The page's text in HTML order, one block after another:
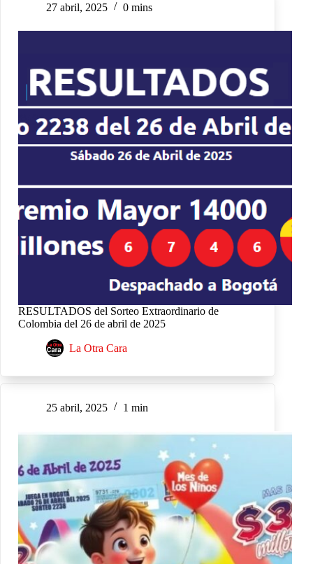
27 abril, 2025 0 mins
RESULTADOS del Sorteo Extraordinario de
Colombia del 26 de abril de 2025
La Otra Cara
25 abril, 2025 1 min